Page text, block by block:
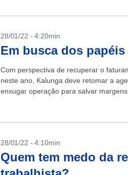
28/01/22 - 4:20min
Em busca dos papéis
Com perspectiva de recuperar o
neste ano, Kalunga deve retomar a
enxugar operação para salvar margens.
28/01/22 - 4:10min
Quem tem medo da